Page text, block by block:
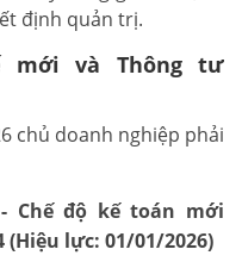
định quản trị.
mới và Thông tư
chủ doanh nghiệp phải
- Chế độ kế toán mới
lực: 01/01/2026)